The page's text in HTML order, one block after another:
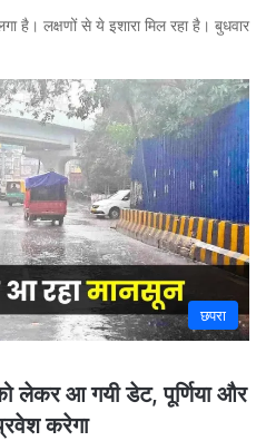
है। लक्षणों से ये इशारा मिल रहा है। बुधवार
छपरा
लेकर आ गयी डेट, पूर्णिया और
करेगा